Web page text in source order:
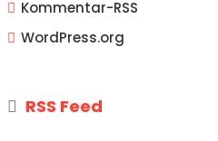
Kommentar-RSS
WordPress.org
RSS Feed